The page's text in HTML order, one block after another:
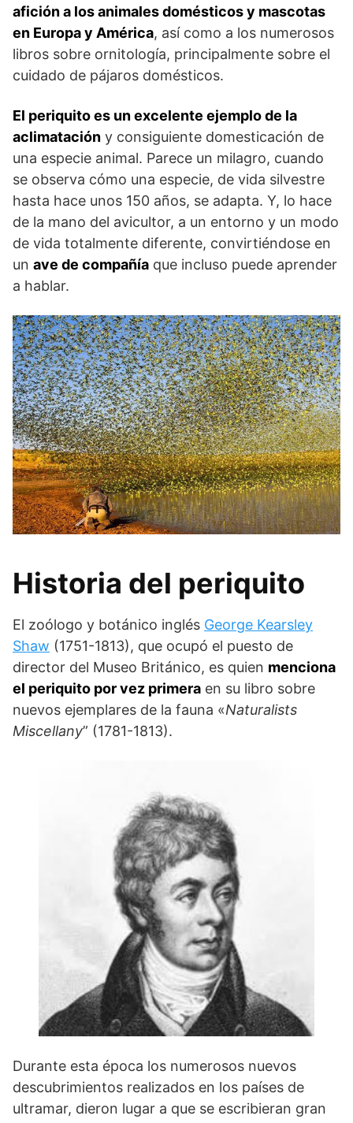
afición a los animales domésticos y mascotas
en Europa y América, así como a los numerosos
libros sobre ornitología, principalmente sobre el
cuidado de pájaros domésticos.
El periquito es un excelente ejemplo de la
aclimatación y consiguiente domesticación de
una especie animal. Parece un milagro, cuando
se observa cómo una especie, de vida silvestre
hasta hace unos 150 años, se adapta. Y, lo hace
de la mano del avicultor, a un entorno y un modo
de vida totalmente diferente, convirtiéndose en
un ave de compañía que incluso puede aprender
a hablar.
Historia del periquito
El zoólogo y botánico inglés George Kearsley
Shaw (1751-1813), que ocupó el puesto de
director del Museo Británico, es quien menciona
el periquito por vez primera en su libro sobre
nuevos ejemplares de la fauna «Naturalists
Miscellany” (1781-1813).
Durante esta época los numerosos nuevos
descubrimientos realizados en los países de
ultramar, dieron lugar a que se escribieran gran